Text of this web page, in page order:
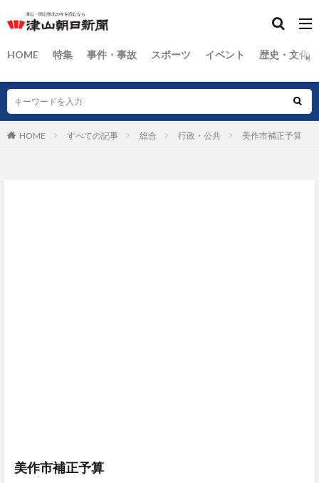
HOME 特集 事件・事故 スポーツ イベント 歴史・文化
HOME すべての記事 総合 行政・公共 美作市補正予算
美作市補正予算